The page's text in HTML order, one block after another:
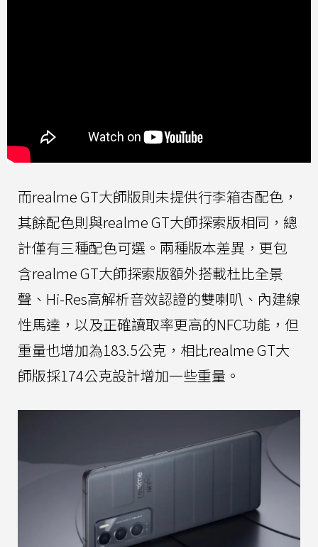
而realme GT大師版則未提供行李箱杏配色，
其餘配色則與realme GT大師探索版相同，總
計僅有三種配色可選。兩種版本差異，更包
含realme GT大師探索版額外搭載杜比全景
聲、Hi-Res高解析音效認證的雙喇叭、內建線
性馬達，以及正確讀取率更高的NFC功能，但
重量也增加為183.5公克，相比realme GT大
師版採174公克設計增加一些重量。